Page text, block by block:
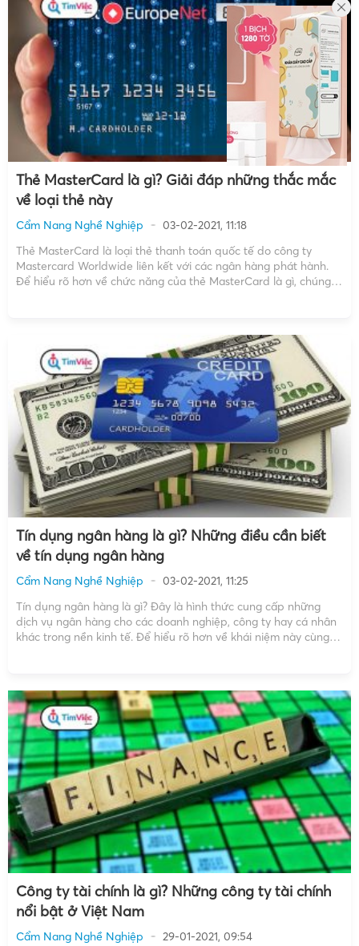
Thẻ MasterCard là gì? Giải đáp những thắc mắc
về loại thẻ này
Cẩm Nang Nghề Nghiệp
03-02-2021, 11:18
Thẻ MasterCard là loại thẻ thanh toán quốc tế do công ty
Mastercard Worldwide liên kết với các ngân hàng phát hành.
Để hiểu rõ hơn về chức năng của thẻ MasterCard là gì, chúng
Tín dụng ngân hàng là gì? Những điều cần biết
về tín dụng ngân hàng
Cẩm Nang Nghề Nghiệp
03-02-2021, 11:25
Tín dụng ngân hàng là gì? Đây là hình thức cung cấp những
dịch vụ ngân hàng cho các doanh nghiệp, công ty hay cá nhân
khác trong nền kinh tế. Để hiểu rõ hơn về khái niệm này cùng đi
Công ty tài chính là gì? Những công ty tài chính
nổi bật ở Việt Nam
Cẩm Nang Nghề Nghiệp 29-01-2021, 09:54